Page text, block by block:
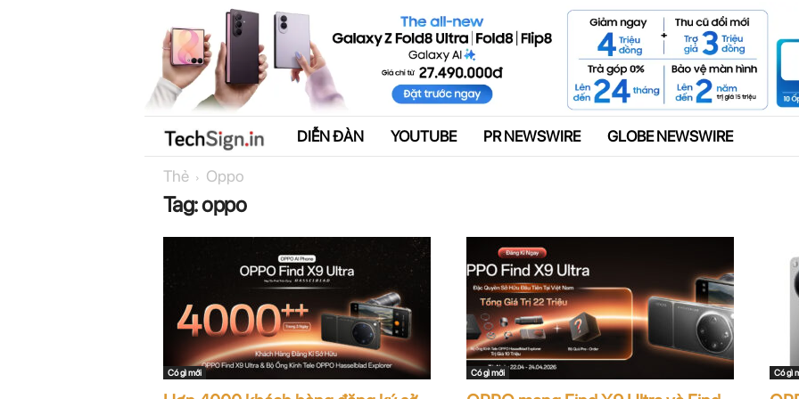
Quảng cáo
h
S
i
g
DIỄN ĐÀN YOUTUBE PR NEWSWIRE GLOBE NEWSWIRE
Thẻ Oppo
Tag: oppo
Có gì mới Có gì mới Có gì